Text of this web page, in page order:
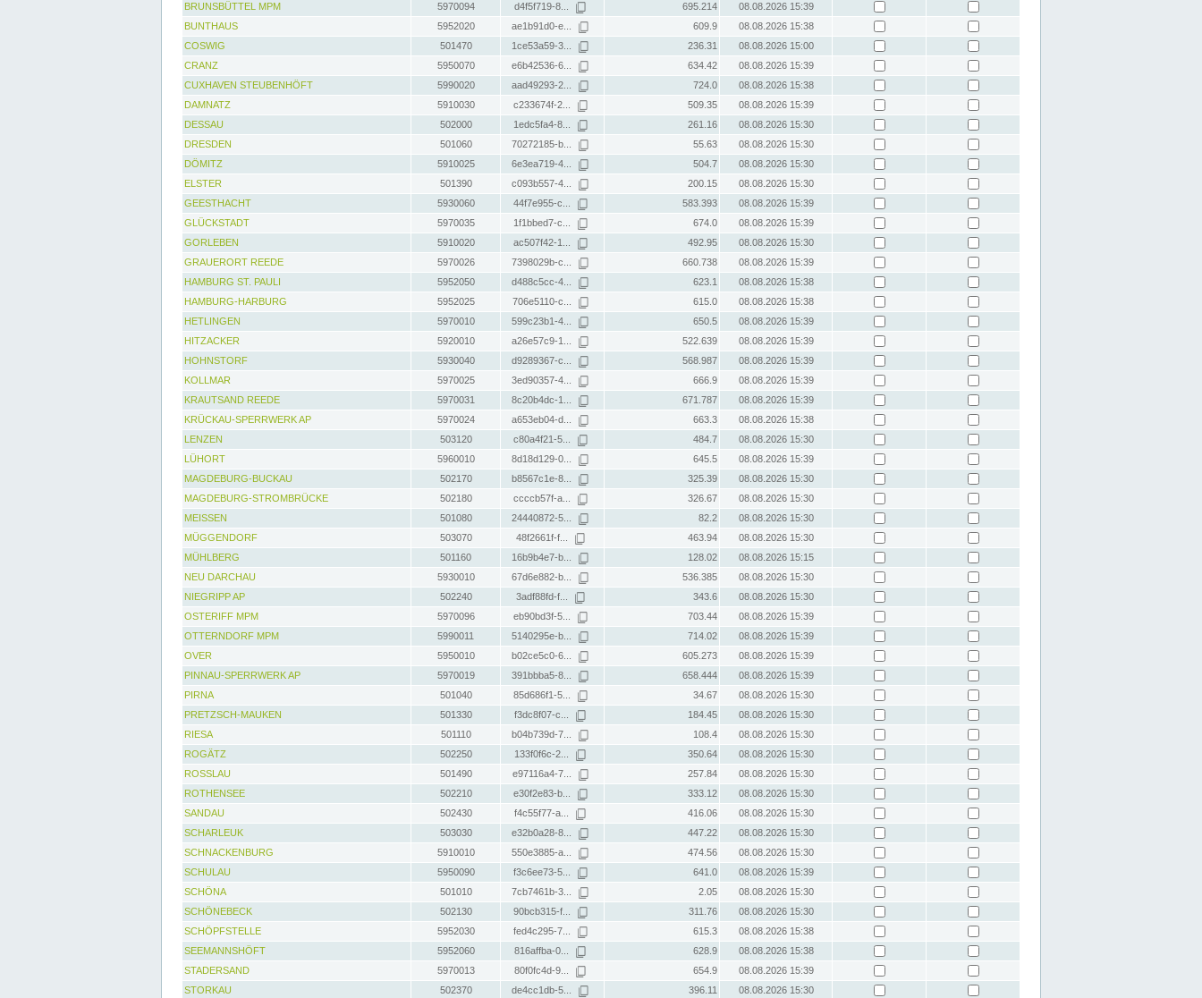
BRUNSBÜTTEL MPM
5970094 d4f5f719-8... 695.214
08.08.2026 15:39
BUNTHAUS
5952020 ae1b91d0-e... 609.9
08.08.2026 15:38
COSWIG
501470 1ce53a59-3... 236.31
08.08.2026 15:00
CRANZ
5950070 e6b42536-6... 634.42
08.08.2026 15:39
CUXHAVEN STEUBENHÖFT
5990020 aad49293-2... 724.0
08.08.2026 15:38
DAMNATZ
5910030 c233674f-2... 509.35
08.08.2026 15:39
DESSAU
502000 1edc5fa4-8... 261.16
08.08.2026 15:30
DRESDEN
501060 70272185-b... 55.63
08.08.2026 15:30
DÖMITZ
5910025 6e3ea719-4... 504.7
08.08.2026 15:30
ELSTER
501390 c093b557-4... 200.15
08.08.2026 15:30
GEESTHACHT
5930060 44f7e955-c... 583.393
08.08.2026 15:39
GLÜCKSTADT
5970035 1f1bbed7-c... 674.0
08.08.2026 15:39
GORLEBEN
5910020 ac507f42-1... 492.95
08.08.2026 15:30
GRAUERORT REEDE
5970026 7398029b-c... 660.738
08.08.2026 15:39
HAMBURG ST. PAULI
5952050 d488c5cc-4... 623.1
08.08.2026 15:38
HAMBURG-HARBURG
5952025 706e5110-c... 615.0
08.08.2026 15:38
HETLINGEN
5970010 599c23b1-4... 650.5
08.08.2026 15:39
HITZACKER
5920010 a26e57c9-1... 522.639
08.08.2026 15:39
HOHNSTORF
5930040 d9289367-c... 568.987
08.08.2026 15:39
KOLLMAR
5970025 3ed90357-4... 666.9
08.08.2026 15:39
KRAUTSAND REEDE
5970031 8c20b4dc-1... 671.787
08.08.2026 15:39
KRÜCKAU-SPERRWERK AP
5970024 a653eb04-d... 663.3
08.08.2026 15:38
LENZEN
503120 c80a4f21-5... 484.7
08.08.2026 15:30
LÜHORT
5960010 8d18d129-0... 645.5
08.08.2026 15:39
MAGDEBURG-BUCKAU
502170 b8567c1e-8... 325.39
08.08.2026 15:30
MAGDEBURG-STROMBRÜCKE
502180 ccccb57f-a... 326.67
08.08.2026 15:30
MEISSEN
501080 24440872-5... 82.2
08.08.2026 15:30
MÜGGENDORF
503070 48f2661f-f... 463.94
08.08.2026 15:30
MÜHLBERG
501160 16b9b4e7-b... 128.02
08.08.2026 15:15
NEU DARCHAU
5930010 67d6e882-b... 536.385
08.08.2026 15:30
NIEGRIPP AP
502240 3adf88fd-f... 343.6
08.08.2026 15:30
OSTERIFF MPM
5970096 eb90bd3f-5... 703.44
08.08.2026 15:39
OTTERNDORF MPM
5990011 5140295e-b... 714.02
08.08.2026 15:39
OVER
5950010 b02ce5c0-6... 605.273
08.08.2026 15:39
PINNAU-SPERRWERK AP
5970019 391bbba5-8... 658.444
08.08.2026 15:39
PIRNA
501040 85d686f1-5... 34.67
08.08.2026 15:30
PRETZSCH-MAUKEN
501330 f3dc8f07-c... 184.45
08.08.2026 15:30
RIESA
501110 b04b739d-7... 108.4
08.08.2026 15:30
ROGÄTZ
502250 133f0f6c-2... 350.64
08.08.2026 15:30
ROSSLAU
501490 e97116a4-7... 257.84
08.08.2026 15:30
ROTHENSEE
502210 e30f2e83-b... 333.12
08.08.2026 15:30
SANDAU
502430 f4c55f77-a... 416.06
08.08.2026 15:30
SCHARLEUK
503030 e32b0a28-8... 447.22
08.08.2026 15:30
SCHNACKENBURG
5910010 550e3885-a... 474.56
08.08.2026 15:30
SCHULAU
5950090 f3c6ee73-5... 641.0
08.08.2026 15:39
SCHÖNA
501010 7cb7461b-3... 2.05
08.08.2026 15:30
SCHÖNEBECK
502130 90bcb315-f... 311.76
08.08.2026 15:30
SCHÖPFSTELLE
5952030 fed4c295-7... 615.3
08.08.2026 15:38
SEEMANNSHÖFT
5952060 816affba-0... 628.9
08.08.2026 15:38
STADERSAND
5970013 80f0fc4d-9... 654.9
08.08.2026 15:39
STORKAU
502370 de4cc1db-5... 396.11 08.08.2026 15:30